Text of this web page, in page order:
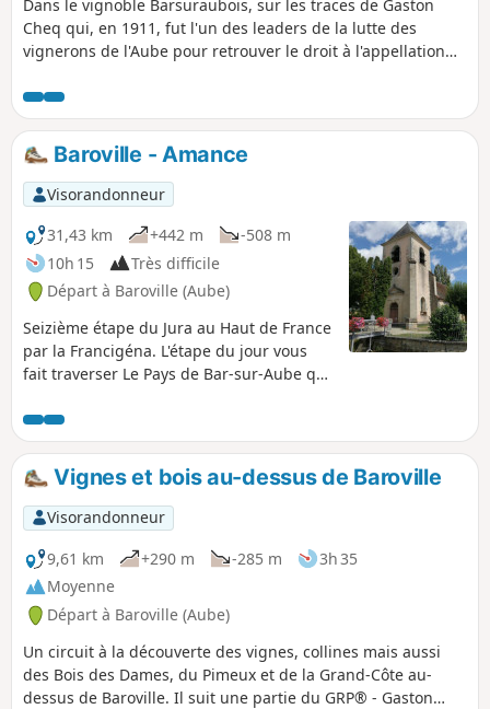
Dans le vignoble Barsuraubois, sur les traces de Gaston
Cheq qui, en 1911, fut l'un des leaders de la lutte des
vignerons de l'Aube pour retrouver le droit à l'appellation
Baroville - Amance
Visorandonneur
31,43 km
+442 m
-508 m
10h 15
Très difficile
Départ à Baroville (Aube)
Seizième étape du Jura au Haut de France
par la Francigéna. L'étape du jour vous
fait traverser Le Pays de Bar-sur-Aube qui
Bar-sur-Aube et prend de multiples
visages : coteaux de vignes, plateaux et
sommets boisés, grandes étendues
herbagées ou cultivées participant à sa
diversité. Des rives de l’Aube, cap sur
celles du Landion qui borde le parc
d’attractions de Nigloland. Immanquable
avec ses manèges dont les plus hauts
émergent des cimes des arbres. Le
paysage de collines calcaires s’estompe
pour laisser place à la plaine argileuse
quand on approche d’Amance, commune
connue pour ses tuileries-poteries-
Vignes et bois au-dessus de Baroville
Visorandonneur
9,61 km
+290 m -285 m
3h 35
Moyenne
Départ à Baroville (Aube)
Un circuit à la découverte des vignes, collines mais aussi
des Bois des Dames, du Pimeux et de la Grand-Côte au-
dessus de Baroville. Il suit une partie du GRP® - Gaston